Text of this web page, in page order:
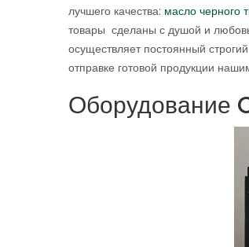
лучшего качества: масло черного
товары сделаны с душой и
осуществляет постоянный
отправке готовой продукции
Оборудование